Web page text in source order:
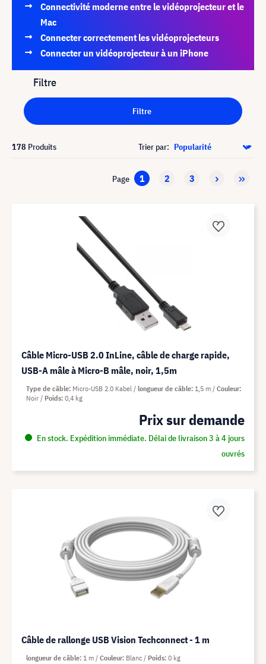
Connectivité moderne entre le vidéoprojecteur et le
Mac
Connecter correctement les vidéoprojecteurs
Connecter un vidéoprojecteur à un iPhone
Filtre
Filtre
178 Produits Trier par:
Page 1 2 3
Câble Micro-USB 2.0 InLine, câble de charge rapide,
USB-A mâle à Micro-B mâle, noir, 1,5m
Prix sur demande
En stock. Expédition immédiate. Délai de livraison 3 à 4 jours
ouvrés
Type de câble Micro-USB 2.0 Kabel longueur de câble 1,5 m
Couleur
Noir
Poids 0,4 kg
Câble de rallonge USB Vision Techconnect - 1 m
longueur de câble 1 m Couleur Blanc Poids 0 kg